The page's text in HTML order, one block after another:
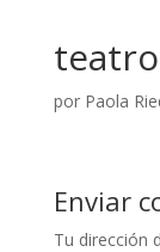
por Paola
Enviar
Tu dirección